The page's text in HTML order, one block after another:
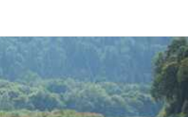
со стран Европы